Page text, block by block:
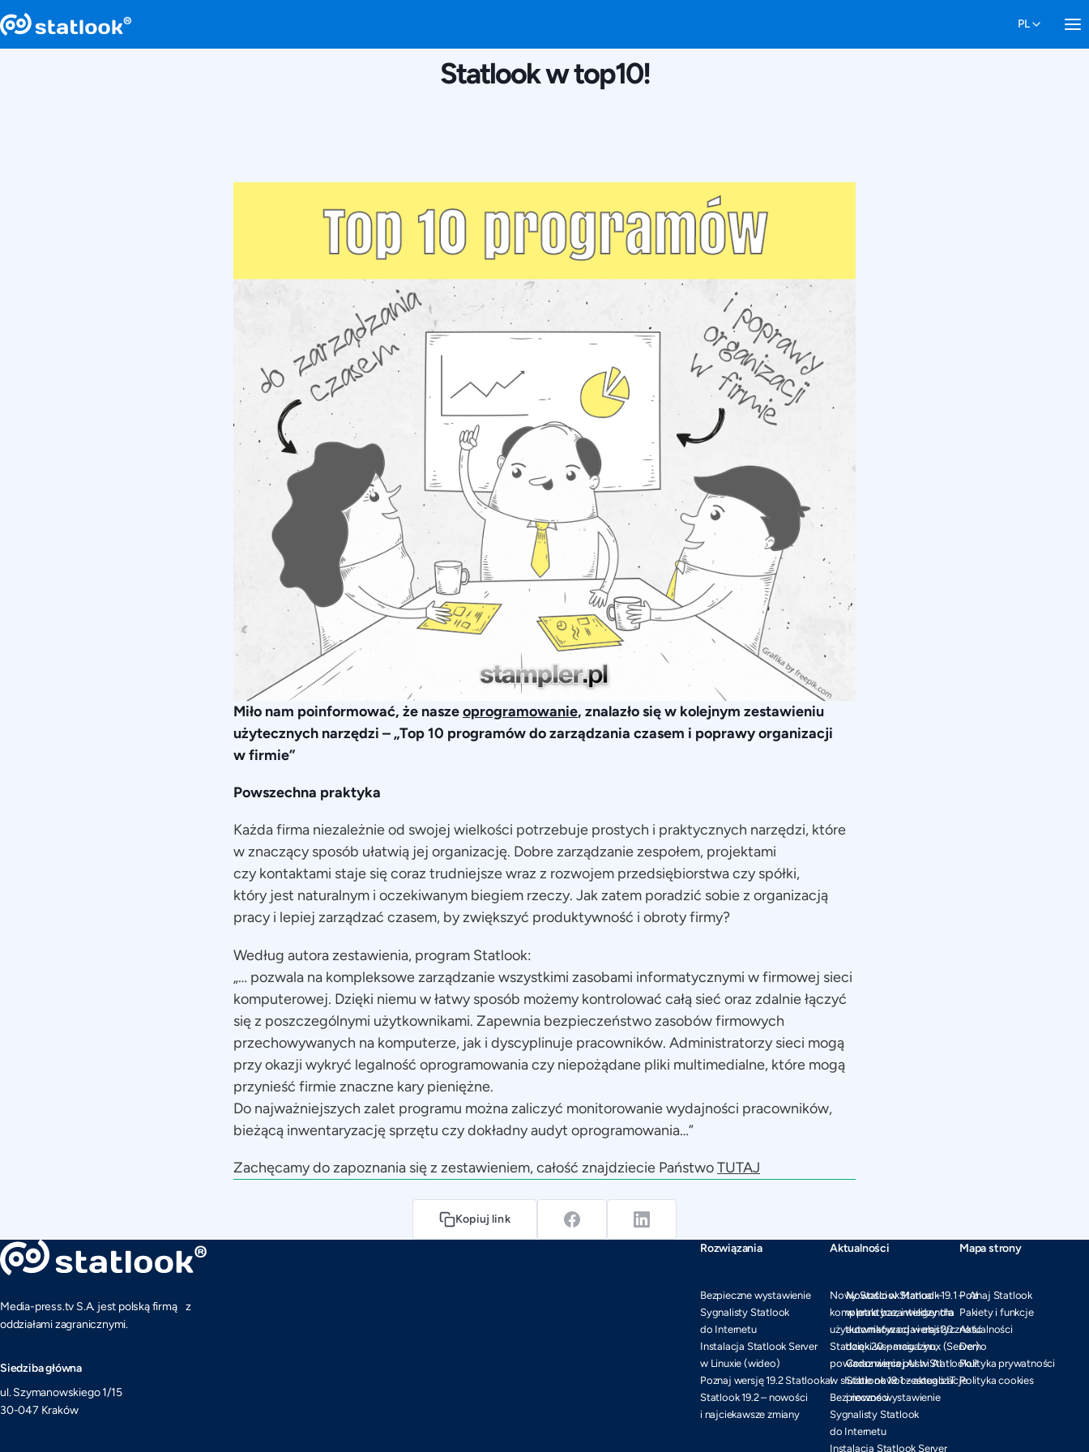
Statlook w top10!
Miło nam poinformować, że naszeoprogramowanie, znalazło się w kolejnym zestawieniu
użytecznych narzędzi – „Top 10 programów do zarządzania czasem i poprawy organizacji
w firmie”
Powszechna praktyka
Każda firma niezależnie od swojej wielkości potrzebuje prostych i praktycznych narzędzi, które
w znaczący sposób ułatwią jej organizację. Dobre zarządzanie zespołem, projektami
czy kontaktami staje się coraz trudniejsze wraz z rozwojem przedsiębiorstwa czy spółki,
który jest naturalnym i oczekiwanym biegiem rzeczy. Jak zatem poradzić sobie z organizacją
pracy i lepiej zarządzać czasem, by zwiększyć produktywność i obroty firmy?
Według autora zestawienia, program Statlook:
„… pozwala na kompleksowe zarządzanie wszystkimi zasobami informatycznymi w firmowej sieci
komputerowej. Dzięki niemu w łatwy sposób możemy kontrolować całą sieć oraz zdalnie łączyć
się z poszczególnymi użytkownikami. Zapewnia bezpieczeństwo zasobów firmowych
przechowywanych na komputerze, jak i dyscyplinuje pracowników. Administratorzy sieci mogą
przy okazji wykryć legalność oprogramowania czy niepożądane pliki multimedialne, które mogą
przynieść firmie znaczne kary pieniężne.
Do najważniejszych zalet programu można zaliczyć monitorowanie wydajności pracowników,
bieżącą inwentaryzację sprzętu czy dokładny audyt oprogramowania…”
Zachęcamy do zapoznania się z zestawieniem, całość znajdziecie PaństwoTUTAJ
Kopiuj link
Media-press.tv S.A. jest polską firmą z
oddziałami zagranicznymi.
Siedziba główna
ul. Szymanowskiego 1/15
30-047 Kraków
Rozwiązania
Bezpieczne wystawienie
Sygnalisty Statlook
do Internetu
Instalacja Statlook Server
w Linuxie (wideo)
Poznaj wersję 19.2 Statlooka!
Statlook 19.2 – nowości
i najciekawsze zmiany
Nowości w Statlook 19.1 – AI
w praktyce, inteligentna
automatyzacja i elastyczność
dzięki wsparciu Linux (Server)
Coraz więcej AI w Statlooku!
Statlook 19.1 – aktualizacje
i nowości
Aktualności
Nowy Statlook Manual –
kompletna baza wiedzy dla
użytkowników od wersji 20
Statlook 20 – magazyn,
powiadomienia push i AI
w służbie nowoczesnego IT
Bezpieczne wystawienie
Sygnalisty Statlook
do Internetu
Instalacja Statlook Server
Mapa strony
Poznaj Statlook
Pakiety i funkcje
Aktualności
Demo
Polityka prywatności
Polityka cookies